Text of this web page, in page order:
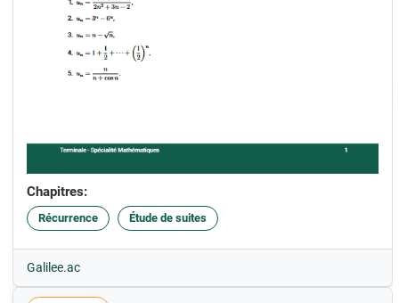
Chapitres:
Récurrence Étude de suites
Galilee.ac